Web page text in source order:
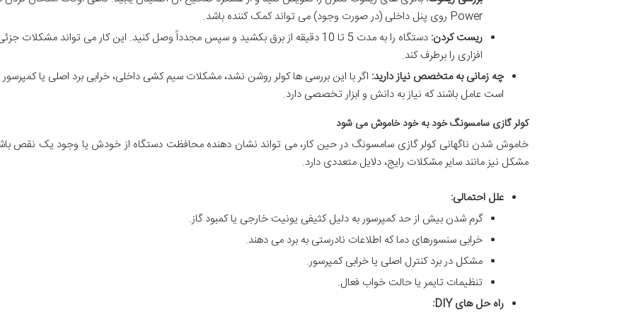
Power روی پنل داخلی (در صورت وجود) می تواند کمک کننده باشد.
ریست کردن:
دستگاه را به مدت 5 تا 10 دقیقه از برق بکشید و سپس مجدداً وصل کنید. این کار می تواند مشکلات
افزاری را برطرف کند.
چه زمانی به متخصص نیاز دارید: اگر با این بررسی ها کولر روشن نشد، مشکلات سیم کشی داخلی، خرابی برد اصلی یا
است عامل باشند که نیاز به دانش و ابزار تخصصی دارد.
کولر گازی سامسونگ خود به خود خاموش می شود
خاموش شدن ناگهانی کولر گازی سامسونگ در حین کار، می تواند نشان دهنده محافظت دستگاه از خودش یا وجود یک نقص
مشکل نیز مانند سایر مشکلات رایج، دلایل متعددی دارد.
علل احتمالی:
گرم شدن بیش از حد کمپرسور به دلیل کثیفی یونیت خارجی یا کمبود گاز.
خرابی سنسورهای دما که اطلاعات نادرستی به برد می دهند.
مشکل در برد کنترل اصلی یا خرابی کمپرسور.
تنظیمات تایمر یا حالت خواب فعال.
راه حل های DIY: